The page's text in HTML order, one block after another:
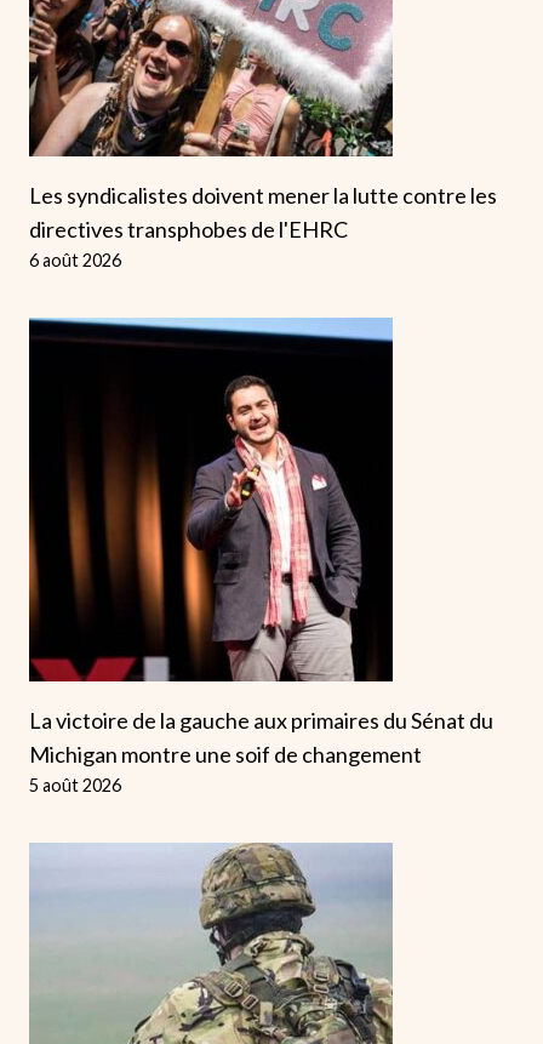
Les syndicalistes doivent mener la lutte contre les
directives transphobes de l'EHRC
6 août 2026
La victoire de la gauche aux primaires du Sénat du
Michigan montre une soif de changement
5 août 2026